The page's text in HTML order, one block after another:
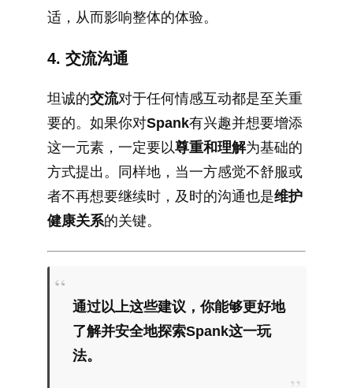
适，从而影响整体的体验。
4. 交流沟通
坦诚的交流对于任何情感互动都是至关重
要的。如果你对Spank有兴趣并想要增添
这一元素，一定要以尊重和理解为基础的
方式提出。同样地，当一方感觉不舒服或
者不再想要继续时，及时的沟通也是维护
健康关系的关键。
通过以上这些建议，你能够更好地
了解并安全地探索Spank这一玩
法。